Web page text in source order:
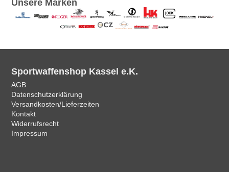
Unsere Marken
Sportwaffenshop Kassel e.K.
AGB
Datenschutzerklärung
Versandkosten/Lieferzeiten
Kontakt
Widerrufsrecht
Impressum